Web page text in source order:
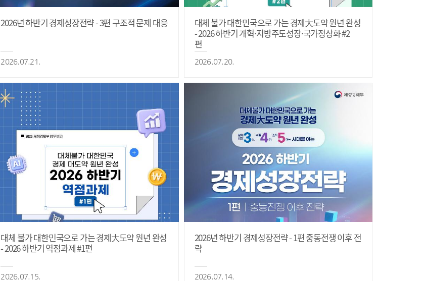
2026년 하반기 경제성장전략 - 3편 구조적 문제 대응
2026.07.21.
대체 불가 대한민국으로 가는 경제大도약 원년 완성
- 2026 하반기 개혁·지방주도성장·국가정상화 #2
편
2026.07.20.
대체 불가 대한민국으로 가는 경제大도약 원년 완성
- 2026 하반기 역점과제 #1편
2026.07.15.
2026년 하반기 경제성장전략 - 1편 중동전쟁 이후 전
략
2026.07.14.